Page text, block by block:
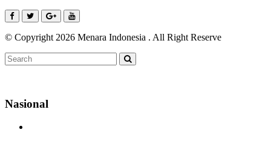
© Copyright 2026 Menara Indonesia . All Right Reserve
Nasional